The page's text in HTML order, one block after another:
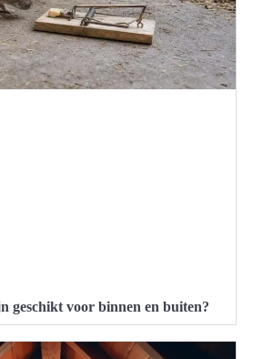
geschikt voor binnen en buiten?